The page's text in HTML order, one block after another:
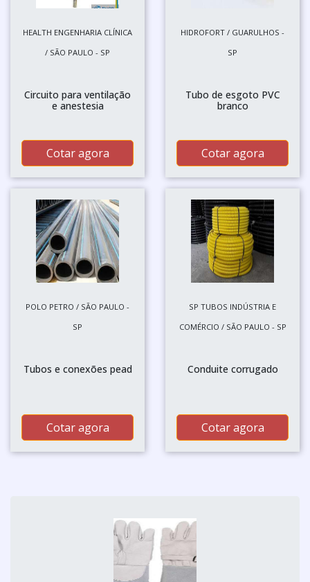
HEALTH ENGENHARIA CLÍNICA
/ SÃO PAULO - SP
Circuito para ventilação
e anestesia
Cotar agora
HIDROFORT / GUARULHOS -
SP
Tubo de esgoto PVC
branco
Cotar agora
POLO PETRO / SÃO PAULO -
SP
Tubos e conexões pead
Cotar agora
SP TUBOS INDÚSTRIA E
COMÉRCIO / SÃO PAULO - SP
Conduite corrugado
Cotar agora